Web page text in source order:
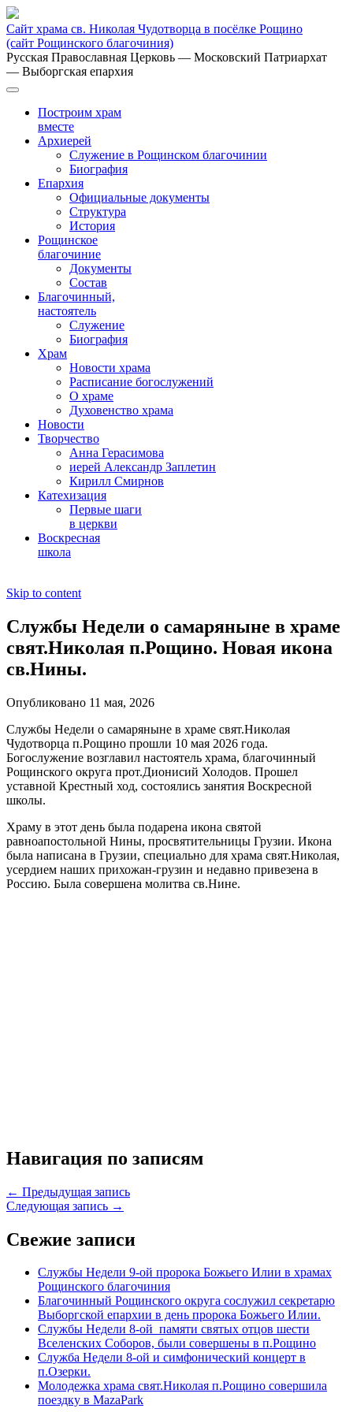
Сайт храма св. Николая Чудотворца в посёлке Рощино
(сайт Рощинского благочиния)
Русская Православная Церковь — Московский Патриархат
— Выборгская епархия
Построим храм
вместе
Архиерей
Служение в Рощинском благочинии
Биография
Епархия
Официальные документы
Структура
История
Рощинское
благочиние
Документы
Состав
Благочинный,
настоятель
Служение
Биография
Храм
Новости храма
Расписание богослужений
О храме
Духовенство храма
Новости
Творчество
Анна Герасимова
иерей Александр Заплетин
Кирилл Смирнов
Катехизация
Первые шаги
в церкви
Воскресная
школа
Skip to content
Службы Недели о самаряныне в храме
свят.Николая п.Рощино. Новая икона
св.Нины.
Опубликовано 11 мая, 2026
Службы Недели о самаряныне в храме свят.Николая
Чудотворца п.Рощино прошли 10 мая 2026 года.
Богослужение возглавил настоятель храма, благочинный
Рощинского округа прот.Дионисий Холодов. Прошел
уставной Крестный ход, состоялись занятия Воскресной
школы.
Храму в этот день была подарена икона святой
равноапостольной Нины, просвятительницы Грузии. Икона
была написана в Грузии, специально для храма свят.Николая,
усердием наших прихожан-грузин и недавно привезена в
Россию. Была совершена молитва св.Нине.
Навигация по записям
← Предыдущая запись
Следующая запись →
Свежие записи
Службы Недели 9-ой пророка Божьего Илии в храмах
Рощинского благочиния
Благочинный Рощинского округа сослужил секретарю
Выборгской епархии в день пророка Божьего Илии.
Службы Недели 8-ой памяти святых отцов шести
Вселенских Соборов, были совершены в п.Рощино
Служба Недели 8-ой и симфонический концерт в
п.Озерки.
Молодежка храма свят.Николая п.Рощино совершила
поездку в MazaPark